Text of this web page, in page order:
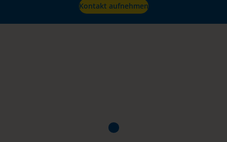
Kontakt aufnehmen